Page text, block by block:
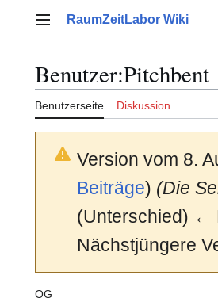
Hauptmenü
RaumZeitLabor Wiki
Benutzer:Pitchbent
Benutzerseite Diskussion
Version vom 8.
Beiträge) (Die
(Unterschied) ←
Nächstjüngere
OG